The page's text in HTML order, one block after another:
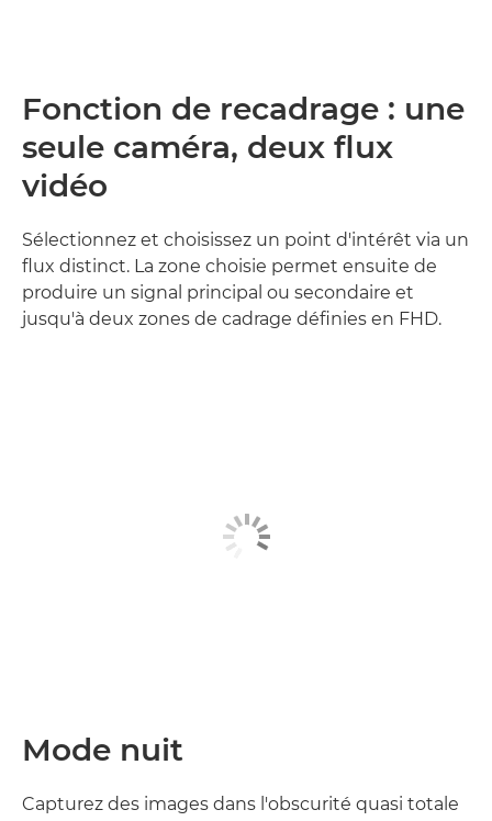
Fonction de recadrage : une
seule caméra, deux flux
vidéo
Sélectionnez et choisissez un point d'intérêt via un
flux distinct. La zone choisie permet ensuite de
produire un signal principal ou secondaire et
jusqu'à deux zones de cadrage définies en FHD.
Mode nuit
Capturez des images dans l'obscurité quasi totale